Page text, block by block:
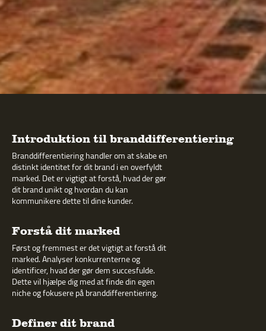
Introduktion til branddifferentiering
Branddifferentiering handler om at skabe en
distinkt identitet for dit brand i en overfyldt
marked. Det er vigtigt at forstå, hvad der gør
dit brand unikt og hvordan du kan
kommunikere dette til dine kunder.
Forstå dit marked
Først og fremmest er det vigtigt at forstå dit
marked. Analyser konkurrenterne og
identificer, hvad der gør dem succesfulde.
Dette vil hjælpe dig med at finde din egen
niche og fokusere på branddifferentiering.
Definer dit brand